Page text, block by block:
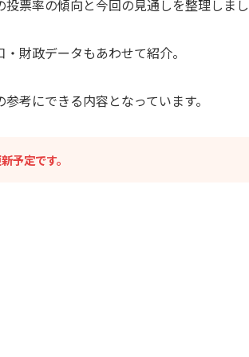
票率の傾向と今回の見通しを整理しまし
財政データもあわせて紹介。
考にできる内容となっています。
予定です。